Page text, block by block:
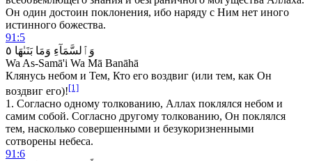
Он один достоин поклонения, ибо наряду с Ним нет иного
истинного божества.
91:5
وَٱلسَّمَآءِ وَمَا بَنَىٰهَا
Wa As-Samā'i Wa Mā Banāhā
Клянусь небом и Тем, Кто его воздвиг (или тем, как Он
воздвиг его)![1]
1. Согласно одному толкованию, Аллах поклялся небом и
самим собой. Согласно другому толкованию, Он поклялся
тем, насколько совершенными и безукоризненными
сотворены небеса.
91:6